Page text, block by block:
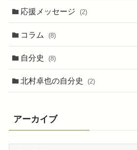
応援メッセージ (2)
コラム (8)
自分史 (8)
北村卓也の自分史 (2)
アーカイブ